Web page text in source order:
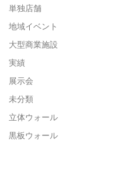
単独店舗
地域イベント
大型商業施設
実績
展示会
未分類
立体ウォール
黒板ウォール